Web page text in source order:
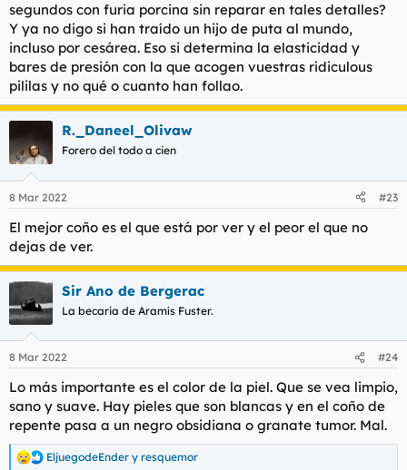
segundos con furia porcina sin reparar en tales detalles?
Y ya no digo si han traído un hijo de puta al mundo,
incluso por cesárea. Eso si determina la elasticidad y
bares de presión con la que acogen vuestras ridiculous
pililas y no qué o cuanto han follao.
R._Daneel_Olivaw
Forero del todo a cien
8 Mar 2022 #23
El mejor coño es el que está por ver y el peor el que no
dejas de ver.
Sir Ano de Bergerac
La becaria de Aramís Fuster.
8 Mar 2022 #24
Lo más importante es el color de la piel. Que se vea limpio,
sano y suave. Hay pieles que son blancas y en el coño de
repente pasa a un negro obsidiana o granate tumor. Mal.
R
EljuegodeEnder y resquemor